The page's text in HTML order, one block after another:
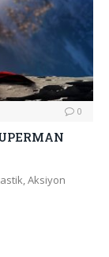
0
Aksiyon